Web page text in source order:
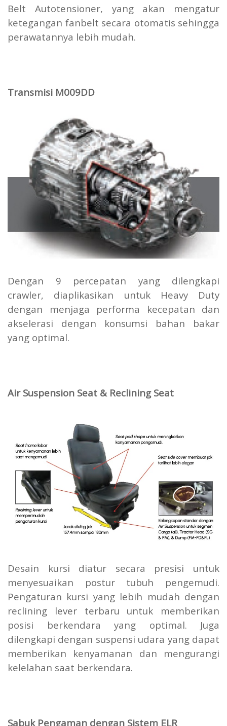
Belt Autotensioner, yang akan mengatur
ketegangan fanbelt secara otomatis sehingga
perawatannya lebih mudah.
Transmisi M009DD
Dengan 9 percepatan yang dilengkapi
crawler, diaplikasikan untuk Heavy Duty
dengan menjaga performa kecepatan dan
akselerasi dengan konsumsi bahan bakar
yang optimal.
Air Suspension Seat & Reclining Seat
Desain kursi diatur secara presisi untuk
menyesuaikan postur tubuh pengemudi.
Pengaturan kursi yang lebih mudah dengan
reclining lever terbaru untuk memberikan
posisi berkendara yang optimal. Juga
dilengkapi dengan suspensi udara yang dapat
memberikan kenyamanan dan mengurangi
kelelahan saat berkendara.
Sabuk Pengaman dengan Sistem ELR